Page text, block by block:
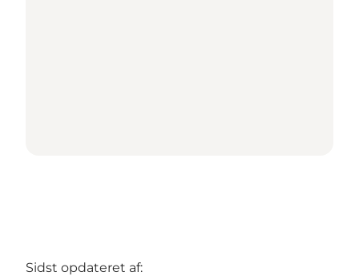
Sidst opdateret af: